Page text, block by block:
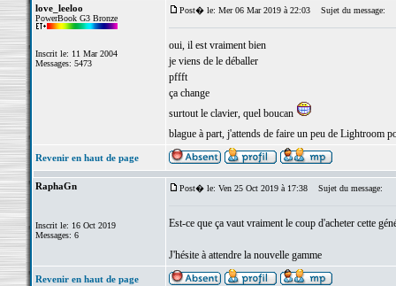
love_leeloo
PowerBook G3 Bronze
Inscrit le: 11 Mar 2004
Messages: 5473
Post� le: Mer 06 Mar 2019 à 22:03 Sujet du message:
oui, il est vraiment bien
je viens de le déballer
pffft
ça change
surtout le clavier, quel boucan
blague à part, j'attends de faire un peu de Lightroom
Revenir en haut de page
RaphaGn
Inscrit le: 16 Oct 2019
Messages: 6
Post� le: Ven 25 Oct 2019 à 17:38 Sujet du message:
Est-ce que ça vaut vraiment le coup d'acheter cette
J'hésite à attendre la nouvelle gamme
Revenir en haut de page